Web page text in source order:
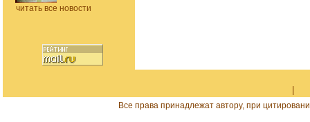
читать все новости
Все права принадлежат автору, при